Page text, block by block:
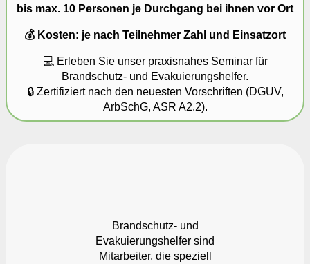
bis max. 10 Personen je Durchgang bei ihnen vor Ort
💰 Kosten: je nach Teilnehmer Zahl und Einsatzort
💻 Erleben Sie unser praxisnahes Seminar für
Brandschutz- und Evakuierungshelfer.
🔒 Zertifiziert nach den neuesten Vorschriften (DGUV,
ArbSchG, ASR A2.2).
Brandschutz- und
Evakuierungshelfer sind
Mitarbeiter, die speziell